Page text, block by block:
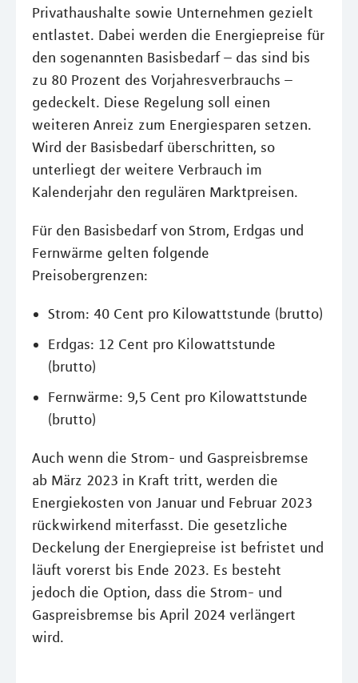
Privathaushalte sowie Unternehmen gezielt
entlastet. Dabei werden die Energiepreise für
den sogenannten Basisbedarf – das sind bis
zu 80 Prozent des Vorjahresverbrauchs –
gedeckelt. Diese Regelung soll einen
weiteren Anreiz zum Energiesparen setzen.
Wird der Basisbedarf überschritten, so
unterliegt der weitere Verbrauch im
Kalenderjahr den regulären Marktpreisen.
Für den Basisbedarf von Strom, Erdgas und
Fernwärme gelten folgende
Preisobergrenzen:
Strom: 40 Cent pro Kilowattstunde (brutto)
Erdgas: 12 Cent pro Kilowattstunde
(brutto)
Fernwärme: 9,5 Cent pro Kilowattstunde
(brutto)
Auch wenn die Strom- und Gaspreisbremse
ab März 2023 in Kraft tritt, werden die
Energiekosten von Januar und Februar 2023
rückwirkend miterfasst. Die gesetzliche
Deckelung der Energiepreise ist befristet und
läuft vorerst bis Ende 2023. Es besteht
jedoch die Option, dass die Strom- und
Gaspreisbremse bis April 2024 verlängert
wird.